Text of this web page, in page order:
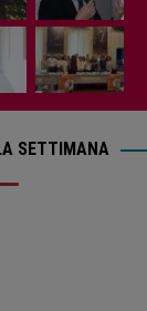
SETTIMANA